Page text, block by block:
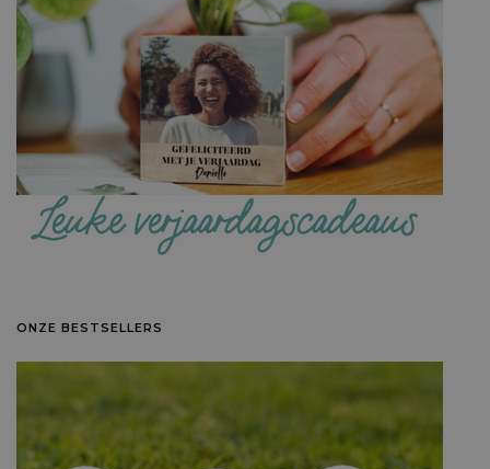
ONZE BESTSELLERS